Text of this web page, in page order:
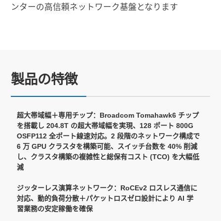
ンターの高信頼ネットワーク基盤となります
製品の特徴
超大帯域幅＋専用チップ：Broadcom Tomahawk6 チップ
を搭載し 204.8T の超大帯域幅を実現、128 ポート 800G
OSFP112 全ポート線速対応。2 段階のネットワーク構成で
6 万 GPU クラスタを構築可能、スイッチ台数を 40% 削減
し、クラスタ構築の複雑性と総保有コスト (TCO) を大幅低
減
ジッターレス演算ネットワーク：RoCEv2 ロスレス通信に
対応、動的負荷分散＋パケットロスゼロ設計により AI 学
習業務の安定稼働を確保